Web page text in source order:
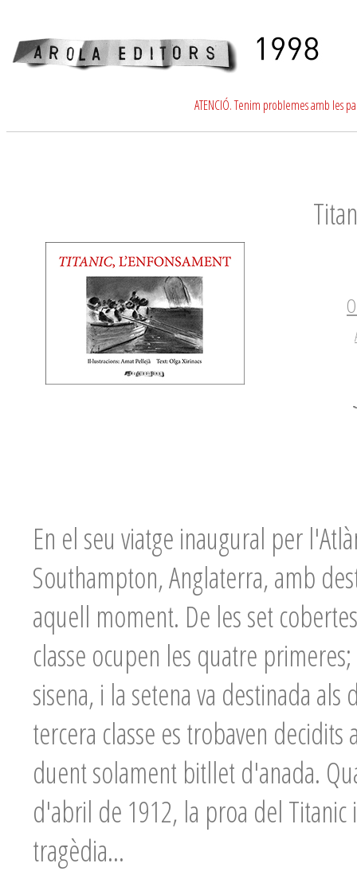
ATENCIÓ. Tenim problemes amb les
En el seu viatge inaugural per
Southampton, Anglaterra, amb
aquell moment. De les set
classe ocupen les quatre
sisena, i la setena va destinada
tercera classe es trobaven
duent solament bitllet d'anada.
d'abril de 1912, la proa del
tragèdia...